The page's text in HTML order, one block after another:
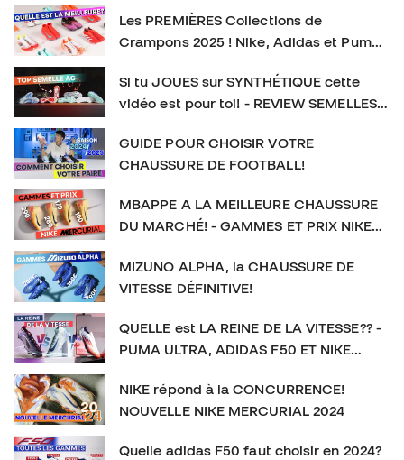
contenu exclusif sur le football et l’équipement sportif !
👉 Abonne-toi et active la cloche pour plus de contenu
foot. SOCIAL : IG :
https://www.instagram.com/futbolemotionfr/ TIKTOK :
https://www.tiktok.com/@futbolemotionfr Crampons de
football : #CramponsDeFootball #Football
Les PREMIÈRES Collections de
Crampons 2025 ! Nike, Adidas et Puma
Si tu JOUES sur SYNTHÉTIQUE cette
vidéo est pour toi! - REVIEW SEMELLES
GUIDE POUR CHOISIR VOTRE
CHAUSSURE DE FOOTBALL!
MBAPPE A LA MEILLEURE CHAUSSURE
DU MARCHÉ! - GAMMES ET PRIX NIKE
MIZUNO ALPHA, la CHAUSSURE DE
VITESSE DÉFINITIVE!
QUELLE est LA REINE DE LA VITESSE?? -
PUMA ULTRA, ADIDAS F50 ET NIKE
NIKE répond à la CONCURRENCE!
NOUVELLE NIKE MERCURIAL 2024
Quelle adidas F50 faut choisir en 2024?